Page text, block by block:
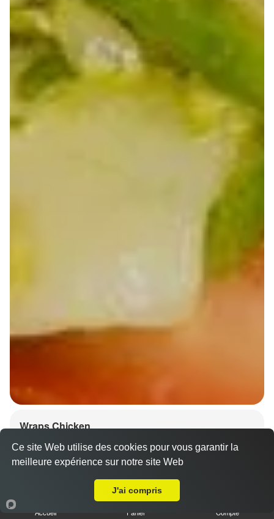
Wraps Chicken
8.50 €
Accueil Panier Compte
Ce site Web utilise des cookies pour vous garantir la
meilleure expérience sur notre site Web
J'ai compris